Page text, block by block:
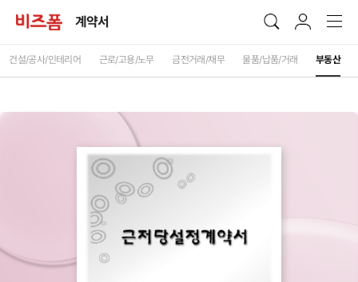
계약서
건설/공사/인테리어 근로/고용/노무 금전거래/채무 물품/납품/거래 부동산